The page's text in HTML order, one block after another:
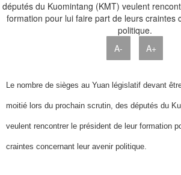
A- A+
Le nombre de sièges au Yuan législatif devant
moitié lors du prochain scrutin, des députés du
veulent rencontrer le président de leur formation
craintes concernant leur avenir politique.